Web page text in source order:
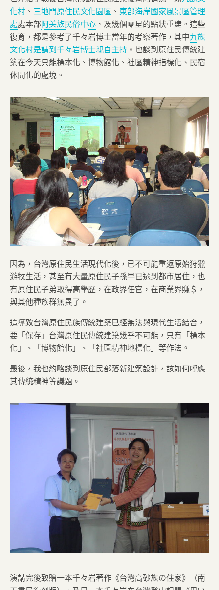
化村 、 三地門原住民文化園區 、 東部海岸國家風景區管理
處處本部阿美族民俗中心 ，及幾個零星的點狀重建。這些
復育，都是參考了千々岩博士當年的考察著作，其中九族
文化村是請到千々岩博士親自主持 。也談到原住民傳統建
築在今天只能標本化、博物館化、社區精神指標化、民宿
休閒化的處境。
因為，台灣原住民生活現代化後，已不可能重返原始狩獵
游牧生活，甚至有大量原住民子孫早已遷到都市居住，也
有原住民子弟取得高學歷，在政界任官，在商業界賺＄，
與其他種族群無異了。
這導致台灣原住民族傳統建築已經無法與現代生活結合，
要「保存」台灣原住民傳統建築幾乎不可能，只有「標本
化」、「博物館化」、「社區精神地標化」等作法。
最後，我也約略談到原住民部落新建築設計，該如何呼應
其傳統精神等議題。
演講完後致贈一本千々岩著作《台灣高砂族の住家》（南